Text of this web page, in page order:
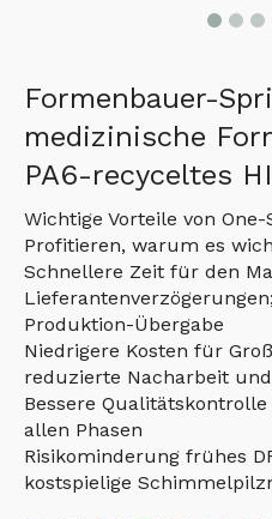
Formenbauer-
medizinische
PA6-recyceltes
Wichtige Vorteile von
Profitieren, warum es
Schnellere Zeit für den
Produktion-Übergabe
Niedrigere Kosten für
reduzierte Nacharbeit
Bessere
allen Phasen
Risikominderung frühes
kostspielige